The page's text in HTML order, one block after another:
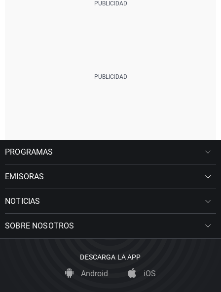
PROGRAMAS
EMISORAS
NOTICIAS
SOBRE NOSOTROS
DESCARGA LA APP
Android iOS